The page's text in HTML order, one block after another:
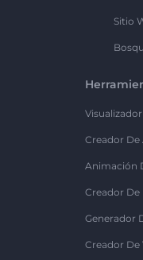
Sitio
Creador
Animación
Creador De
Generador
Creador De